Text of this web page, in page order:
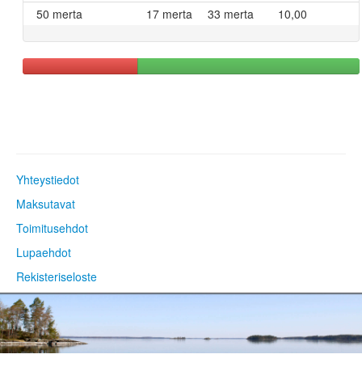
50 merta
17 merta 33 merta 10,00
Yhteystiedot
Maksutavat
Toimitusehdot
Lupaehdot
Rekisteriseloste